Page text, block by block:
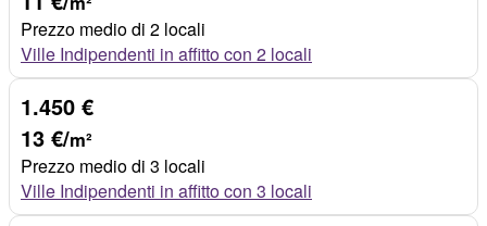
Prezzo medio di 2 locali
Ville Indipendenti in affitto con 2 locali
1.450 €
13 €/m²
Prezzo medio di 3 locali
Ville Indipendenti in affitto con 3 locali